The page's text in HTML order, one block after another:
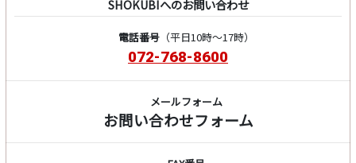
SHOKUBIへのお問い合わせ
電話番号（平日10時～17時）
072-768-8600
メールフォーム
お問い合わせフォーム